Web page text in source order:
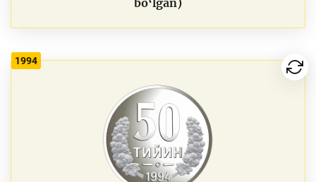
bo‘lgan)
1994